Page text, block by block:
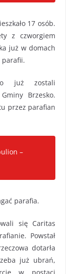
17 osób.
z czworgiem
już w domach
parafii.
już zostali
Brzesko.
przez parafian
–
parafia.
się Caritas
Powstał
dotarła
już ubrań,